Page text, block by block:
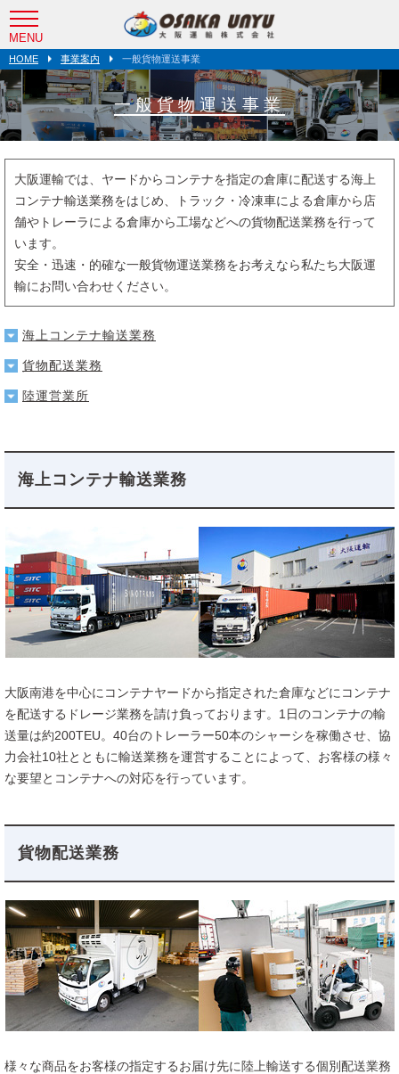
運輸株式会社
MENU
HOME 事業案内 一般貨物運送事業
一般貨物運送事業
大阪運輸では、ヤードからコンテナを指定の倉庫に配送する海上
コンテナ輸送業務をはじめ、トラック・冷凍車による倉庫から店
舗やトレーラによる倉庫から工場などへの貨物配送業務を行って
います。
安全・迅速・的確な一般貨物運送業務をお考えなら私たち大阪運
輸にお問い合わせください。
海上コンテナ輸送業務
貨物配送業務
陸運営業所
海上コンテナ輸送業務
大阪南港を中心にコンテナヤードから指定された倉庫などにコンテナ
を配送するドレージ業務を請け負っております。1日のコンテナの輸
送量は約200TEU。40台のトレーラー50本のシャーシを稼働させ、協
力会社10社とともに輸送業務を運営することによって、お客様の様々
な要望とコンテナへの対応を行っています。
貨物配送業務
様々な商品をお客様の指定するお届け先に陸上輸送する個別配送業務